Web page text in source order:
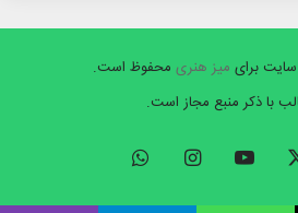
برای میز هنری محفوظ است.
با ذکر منبع مجاز است.
ایکس یوتیوب اینستاگرام